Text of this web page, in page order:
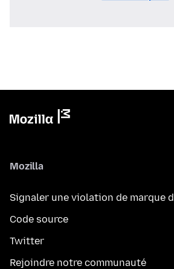
Mozilla
Signaler une violation de marque
Code source
Twitter
Rejoindre notre communauté